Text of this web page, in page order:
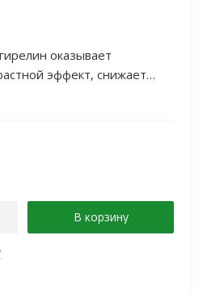
оказывает
эффект, снижает
их
В корзину